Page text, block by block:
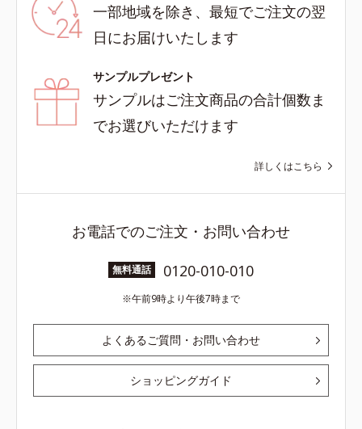
一部地域を除き、最短でご注文の翌
日にお届けいたします
サンプルプレゼント
サンプルはご注文商品の合計個数ま
でお選びいただけます
詳しくはこちら
お電話でのご注文・お問い合わせ
無料通話 0120-010-010
午前9時より午後7時まで
よくあるご質問・お問い合わせ
ショッピングガイド